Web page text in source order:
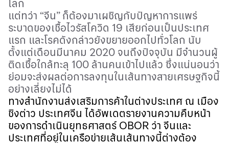
โลก
แต่ทว่า “จีน” ก็ต้องมาเผชิญกับปัญหาการแพร่
ระบาดของเชื้อไวรัสโควิด 19 เสียก่อนเป็นประเทศ
แรก และโรคดังกล่าวยังขยายออกไปทั่วโลก นับ
ตั้งแต่เดือนมีนาคม 2020 จนถึงปัจจุบัน มีจำนวนผู้
ติดเชื้อใกล้ทะลุ 100 ล้านคนเข้าไปแล้ว ซึ่งแน่นอนว่า
ย่อมจะส่งผลต่อการลงทุนในเส้นทางสายเศรษฐกิจนี้
อย่างเลี่ยงไม่ได้
ทางสำนักงานส่งเสริมการค้าในต่างประเทศ ณ เมือง
ชิงต่าว ประเทศจีน ได้อัพเดตรายงานความคืบหน้า
ของการดำเนินยุทธศาสตร์ OBOR ว่า จีนและ
ประเทศที่อยู่ในเครือข่ายเส้นเส้นทางนี้ต่างต้อง